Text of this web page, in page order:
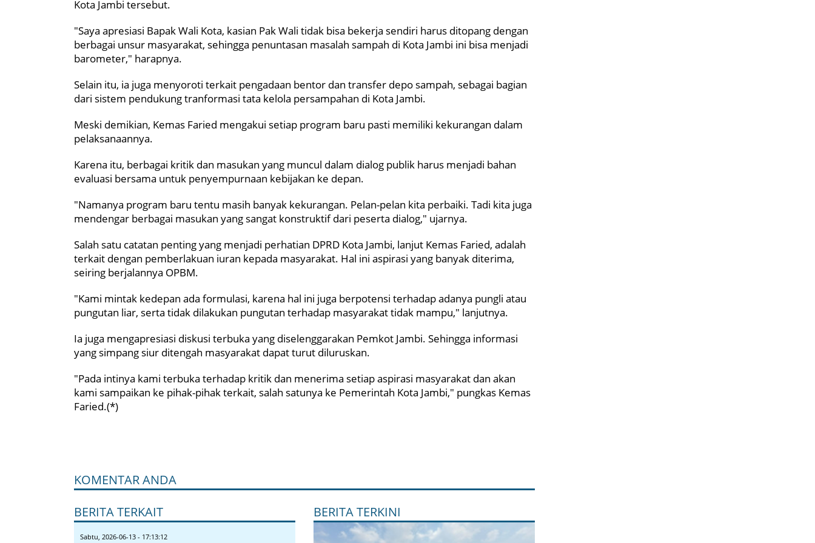
Kota Jambi tersebut.
"Saya apresiasi Bapak Wali Kota, kasian Pak Wali tidak bisa bekerja sendiri harus ditopang dengan
berbagai unsur masyarakat, sehingga penuntasan masalah sampah di Kota Jambi ini bisa menjadi
barometer," harapnya.
Selain itu, ia juga menyoroti terkait pengadaan bentor dan transfer depo sampah, sebagai bagian
dari sistem pendukung tranformasi tata kelola persampahan di Kota Jambi.
Meski demikian, Kemas Faried mengakui setiap program baru pasti memiliki kekurangan dalam
pelaksanaannya.
Karena itu, berbagai kritik dan masukan yang muncul dalam dialog publik harus menjadi bahan
evaluasi bersama untuk penyempurnaan kebijakan ke depan.
"Namanya program baru tentu masih banyak kekurangan. Pelan-pelan kita perbaiki. Tadi kita juga
mendengar berbagai masukan yang sangat konstruktif dari peserta dialog," ujarnya.
Salah satu catatan penting yang menjadi perhatian DPRD Kota Jambi, lanjut Kemas Faried, adalah
terkait dengan pemberlakuan iuran kepada masyarakat. Hal ini aspirasi yang banyak diterima,
seiring berjalannya OPBM.
"Kami mintak kedepan ada formulasi, karena hal ini juga berpotensi terhadap adanya pungli atau
pungutan liar, serta tidak dilakukan pungutan terhadap masyarakat tidak mampu," lanjutnya.
Ia juga mengapresiasi diskusi terbuka yang diselenggarakan Pemkot Jambi. Sehingga informasi
yang simpang siur ditengah masyarakat dapat turut diluruskan.
"Pada intinya kami terbuka terhadap kritik dan menerima setiap aspirasi masyarakat dan akan
kami sampaikan ke pihak-pihak terkait, salah satunya ke Pemerintah Kota Jambi," pungkas Kemas
Faried.(*)
KOMENTAR ANDA
BERITA TERKAIT
Sabtu, 2026-06-13 - 17:13:12
BERITA TERKINI